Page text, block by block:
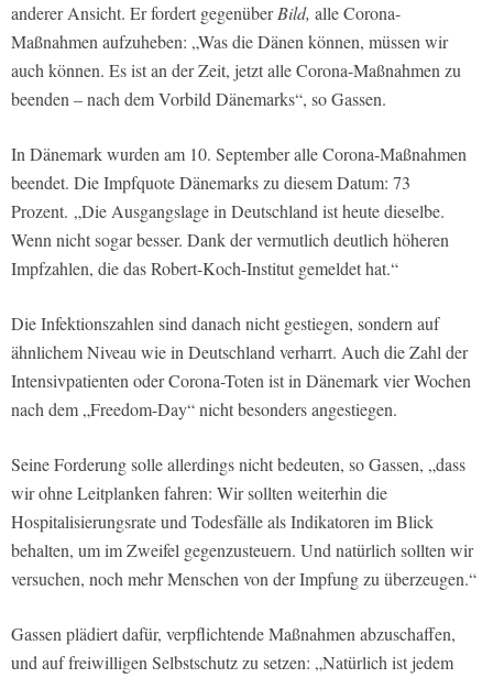
anderer Ansicht. Er fordert gegenüberBild, alle Corona-
Maßnahmen aufzuheben: „Was die Dänen können, müssen wir
auch können. Es ist an der Zeit, jetzt alle Corona-Maßnahmen zu
beenden – nach dem Vorbild Dänemarks“, so Gassen.
In Dänemark wurden am 10. September alle Corona-Maßnahmen
beendet. Die Impfquote Dänemarks zu diesem Datum: 73
Prozent. „Die Ausgangslage in Deutschland ist heute dieselbe.
Wenn nicht sogar besser. Dank der vermutlich deutlich höheren
Impfzahlen, die das Robert-Koch-Institut gemeldet hat.“
Die Infektionszahlen sind danach nicht gestiegen, sondern auf
ähnlichem Niveau wie in Deutschland verharrt. Auch die Zahl der
Intensivpatienten oder Corona-Toten ist in Dänemark vier Wochen
nach dem „Freedom-Day“ nicht besonders angestiegen.
Seine Forderung solle allerdings nicht bedeuten, so Gassen, „dass
wir ohne Leitplanken fahren: Wir sollten weiterhin die
Hospitalisierungsrate und Todesfälle als Indikatoren im Blick
behalten, um im Zweifel gegenzusteuern. Und natürlich sollten wir
versuchen, noch mehr Menschen von der Impfung zu überzeugen.“
Gassen plädiert dafür, verpflichtende Maßnahmen abzuschaffen,
und auf freiwilligen Selbstschutz zu setzen: „Natürlich ist jedem